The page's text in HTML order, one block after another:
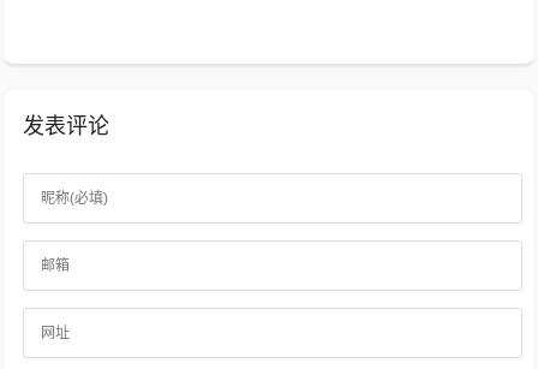
发表评论